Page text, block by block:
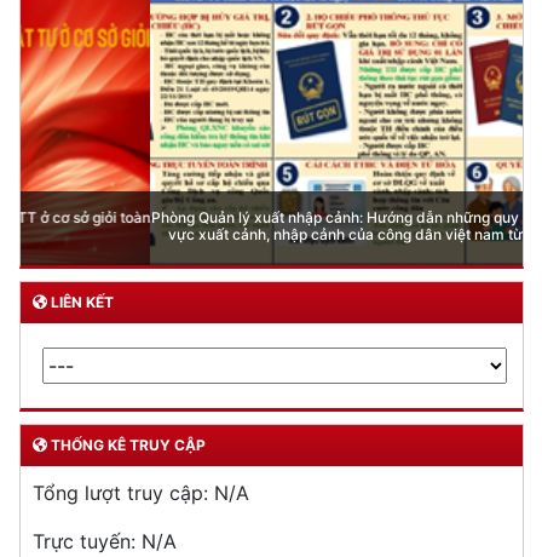
Phòng Quản lý xuất nhập cảnh: Hướng dẫn những quy định mới trong lĩnh
vực xuất cảnh, nhập cảnh của công dân việt nam từ ngày 01/7/2026
LIÊN KẾT
THỐNG KÊ TRUY CẬP
Tổng lượt truy cập: N/A
Trực tuyến: N/A